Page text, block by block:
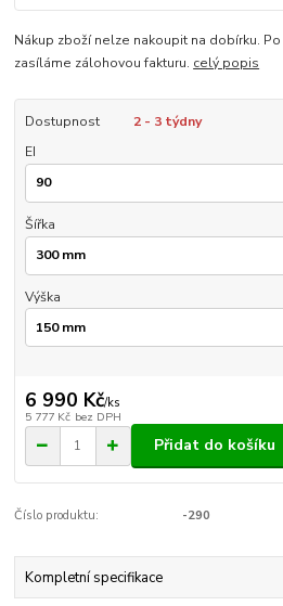
Nákup zboží nelze nakoupit na dobírku.
zasíláme zálohovou fakturu. celý popis
Dostupnost
2 - 3 týdny
EI
Šířka
Výška
6 990 Kč/ks
5 777 Kč bez DPH
Přidat do košíku
Číslo produktu: -290
Kompletní specifikace